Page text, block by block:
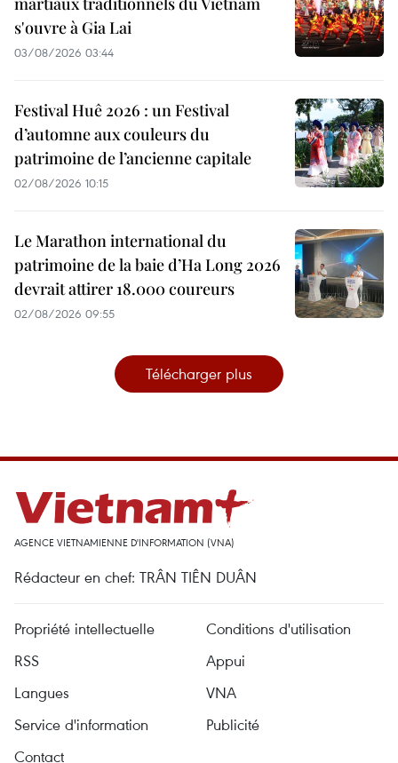
s'ouvre à Gia Lai
03/08/2026 03:44
Festival Huê 2026 : un Festival
d’automne aux couleurs du
patrimoine de l’ancienne capitale
02/08/2026 10:15
Le Marathon international du
patrimoine de la baie d’Ha Long 2026
devrait attirer 18.000 coureurs
02/08/2026 09:55
Télécharger plus
AGENCE VIETNAMIENNE D'INFORMATION (VNA)
Rédacteur en chef: TRÂN TIÊN DUÂN
Propriété intellectuelle
Conditions d'utilisation
RSS
Appui
Langues
VNA
Service d'information
Publicité
Contact